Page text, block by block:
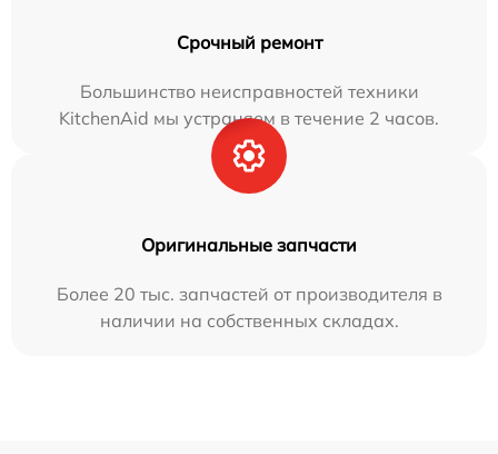
Срочный ремонт
Большинство неисправностей техники
KitchenAid мы устраняем в течение 2 часов.
Оригинальные запчасти
Более 20 тыс. запчастей от производителя в
наличии на собственных складах.